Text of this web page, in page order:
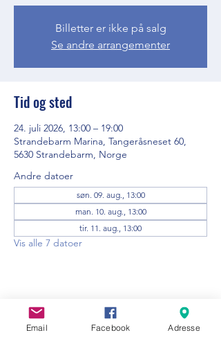
Billetter er ikke på salg
Se andre arrangementer
Tid og sted
24. juli 2026, 13:00 – 19:00
Strandebarm Marina, Tangeråsneset 60,
5630 Strandebarm, Norge
Andre datoer
søn. 09. aug., 13:00
man. 10. aug., 13:00
tir. 11. aug., 13:00
Vis alle 7 datoer
Del dette arrangementet
Email Facebook Adresse